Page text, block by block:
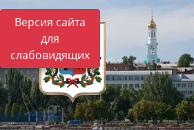
Версия сайта
для
слабовидящих